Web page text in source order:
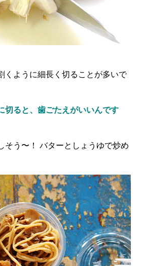
くように細長く切ることが多いで
切ると、歯ごたえがいいんです
そう〜！ バターとしょうゆで炒め